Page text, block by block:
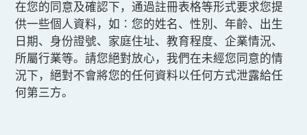
在您的同意及確認下，通過註冊表格等形式要求您提
供一些個人資料，如∶您的姓名、性別、年齡、出生
日期、身份證號、家庭住址、教育程度、企業情況、
所屬行業等。請您絕對放心，我們在未經您同意的情
況下，絕對不會將您的任何資料以任何方式泄露給任
何第三方。